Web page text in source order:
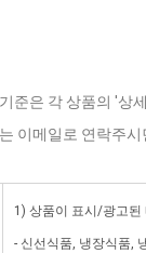
준은 각 상품의 '상
이메일로 연락주
1) 상품이 표시/광고된
- 신선식품, 냉장식품,